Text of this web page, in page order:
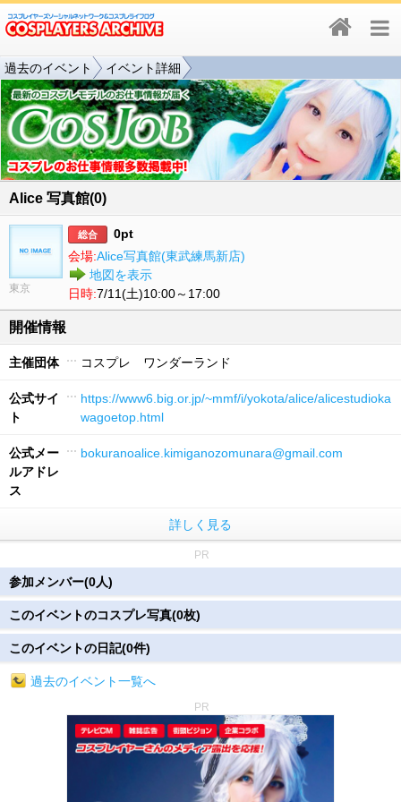
過去のイベント イベント詳細
Alice 写真館(0)
東京
総合
0pt
会場:Alice写真館(東武練馬新店)
地図を表示
日時:7/11(土)10:00～17:00
開催情報
主催団体 コスプレ ワンダーランド
公式サイ
ト
https://www6.big.or.jp/~mmf/i/yokota/alice/alicestudioka
wagoetop.html
公式メー
ルアドレ
ス
bokuranoalice.kimiganozomunara@gmail.com
詳しく見る
PR
参加メンバー(0人)
このイベントのコスプレ写真(0枚)
このイベントの日記(0件)
過去のイベント一覧へ
PR